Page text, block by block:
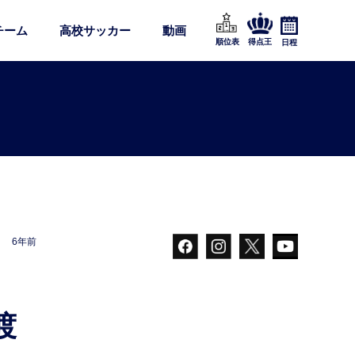
ーム 高校サッカー 動画
順位表 得点王 日程
6年前